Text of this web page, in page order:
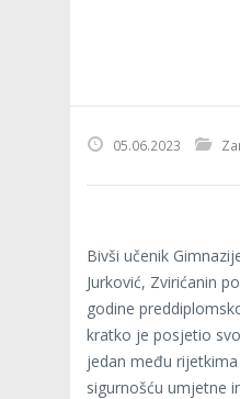
05.06.2023
Bivši učenik
Jurković, Zvirićanin
godine
kratko je posjetio
jedan među
sigurnošću umjetne